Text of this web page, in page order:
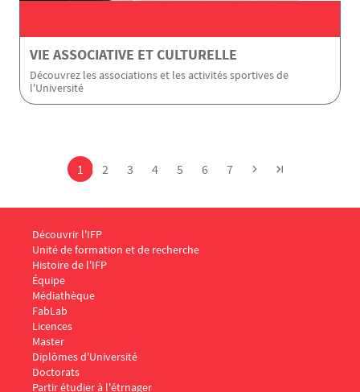
VIE ASSOCIATIVE ET CULTURELLE
Découvrez les associations et les activités sportives de
l'Université
Page
1 Page
2 Page
3 Page
4 Page
5 Page
6 Page
7
Menu Footer IFP 1
Découvrir l'IFP
Unité de formation et de recherche
Histoire de l'IFP
Équipe
Médiathèque
FabLab
Menu Footer IFP 2
Licences
Master
Diplômes d'Université
Doctorats
Menu Footer IFP 3
Partir étudier à l'étrnager